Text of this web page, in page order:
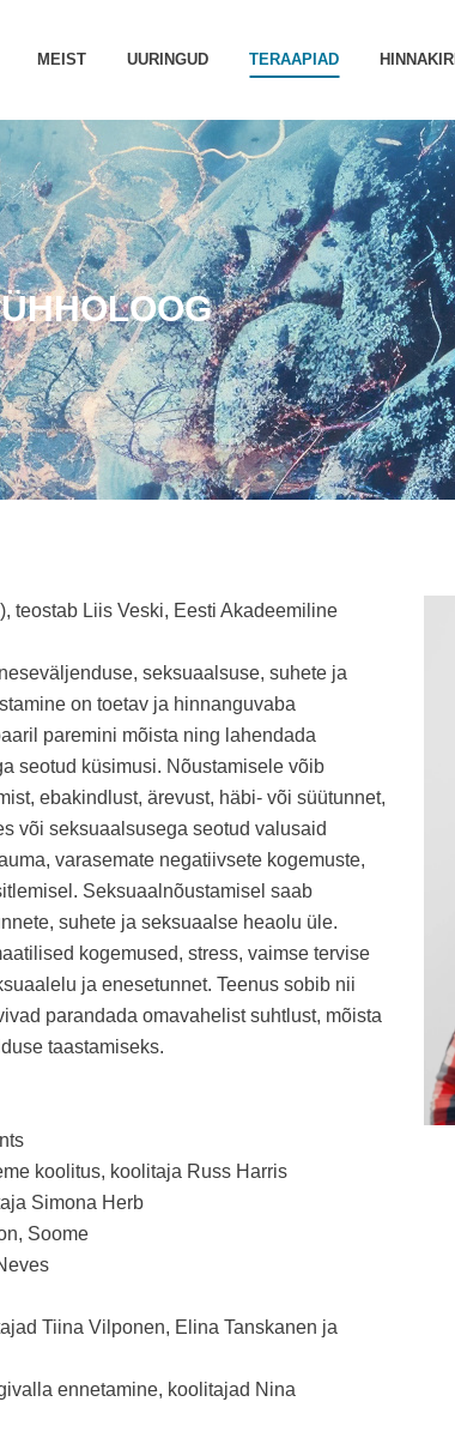
MEIST UURINGUD TERAAPIAD HINNAKIRI
teostab Liis Veski, Eesti Akadeemiline
seksuaalsuse, suhete ja
on toetav ja hinnanguvaba
paremini mõista ning lahendada
seotud küsimusi. Nõustamisele võib
ebakindlust, ärevust, häbi- või süütunnet,
või seksuaalsusega seotud valusaid
varasemate negatiivsete kogemuste,
Seksuaalnõustamisel saab
suhete ja seksuaalse heaolu üle.
kogemused, stress, vaimse tervise
ja enesetunnet. Teenus sobib nii
parandada omavahelist suhtlust, mõista
taastamiseks.
koolitus, koolitaja Russ Harris
Simona Herb
Soome
Tiina Vilponen, Elina Tanskanen ja
ennetamine, koolitajad Nina